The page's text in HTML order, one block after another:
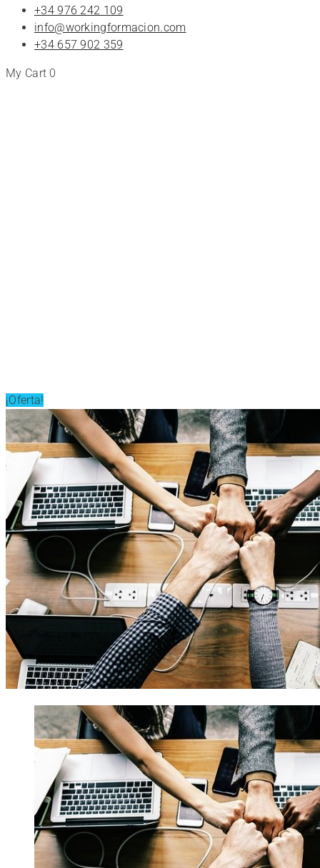
+34 976 242 109
info@workingformacion.com
+34 657 902 359
My Cart 0
¡Oferta!